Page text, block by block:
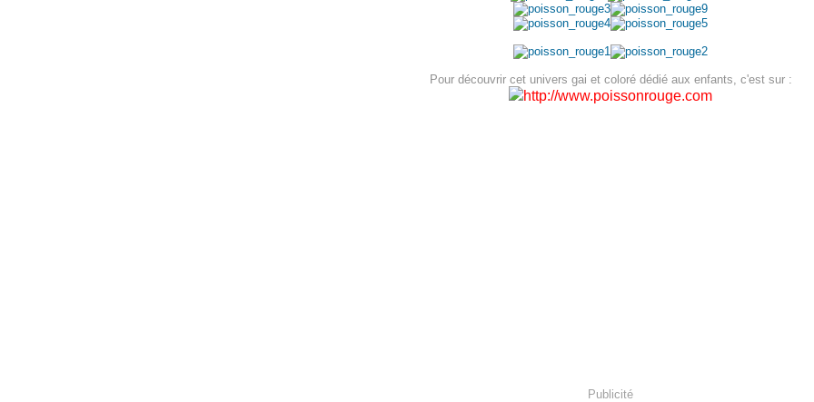
Pour découvrir cet univers gai et coloré dédié aux enfants, c'est sur :
http://www.poissonrouge.com
Publicité